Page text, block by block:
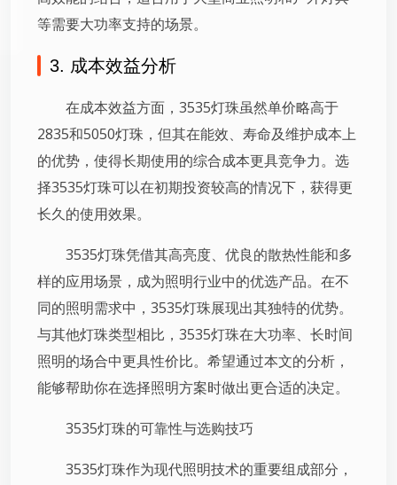
等需要大功率支持的场景。
3. 成本效益分析
在成本效益方面，3535灯珠虽然单价略高于
2835和5050灯珠，但其在能效、寿命及维护成本上
的优势，使得长期使用的综合成本更具竞争力。选
择3535灯珠可以在初期投资较高的情况下，获得更
长久的使用效果。
3535灯珠凭借其高亮度、优良的散热性能和多
样的应用场景，成为照明行业中的优选产品。在不
同的照明需求中，3535灯珠展现出其独特的优势。
与其他灯珠类型相比，3535灯珠在大功率、长时间
照明的场合中更具性价比。希望通过本文的分析，
能够帮助你在选择照明方案时做出更合适的决定。
3535灯珠的可靠性与选购技巧
3535灯珠作为现代照明技术的重要组成部分，